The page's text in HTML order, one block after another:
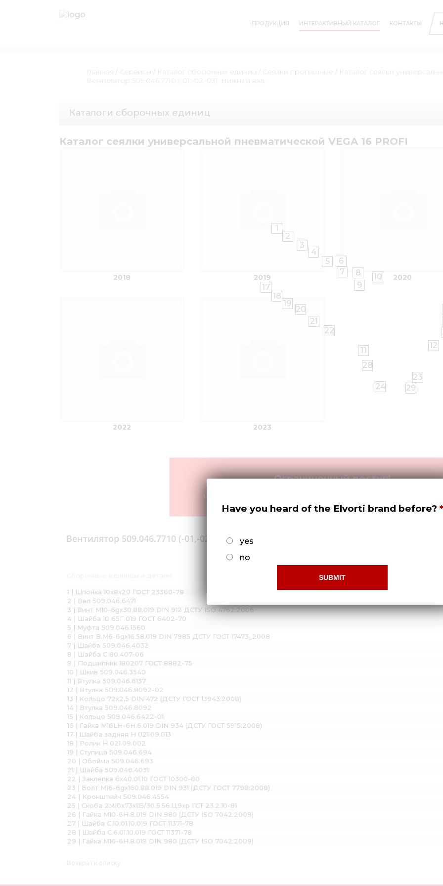
ПРОДУКЦИЯ ИНТЕРАКТИВНЫЙ КАТАЛОГ КОНТАКТЫ
Главная / Сервисы / Каталог сборочных единиц / Сеялки пропашные / Каталог сеялки
Вентилятор 509.046.7710 (-01,-02,-03). Нижний вал
Каталоги сборочных единиц
Каталог сеялки универсальной пневматической VEGA 16 PROFI
2018 2019 2020
2022 2023
Ограниченный доступ!
Что-бы получить права доступа нужно -
Вентилятор 509.046.7710 (-01,-02,-03). Нижний вал
1
2
3
4
5
6
7
8
9
10
11
12
17
18
19
20
21
22
23
24
28
29
1 | Шпонка 10х8х20 ГОСТ 23360-78
2 | Вал 509.046.6471
3 | Винт М10-6gх30.88.019 DIN 912 ДСТУ ISO 4762:2006
4 | Шайба 10 65Г 019 ГОСТ 6402-70
5 | Муфта 509.046.1560
6 | Винт В.М6-6gх16.58.019 DIN 7985 ДСТУ ГОСТ 17473_2008
7 | Шайба 509.046.4032
8 | Шайба С 80.407-06
9 | Подшипник 180207 ГОСТ 8882-75
10 | Шкив 509.046.3540
11 | Втулка 509.046.6137
12 | Втулка 509.046.8092-02
13 | Кольцо 72х2,5 DIN 472 (ДСТУ ГОСТ 13943:2008)
14 | Втулка 509.046.8092
15 | Кольцо 509.046.6422-01
16 | Гайка М16LH-6H.6.019 DIN 934 (ДСТУ ГОСТ 5915:2008)
17 | Шайба задняя Н 021.09.013
18 | Ролик Н 021.09.002
19 | Ступица 509.046.694
20 | Обойма 509.046.693
21 | Шайба 509.046.4031
22 | Заклепка 6х40.01.10 ГОСТ 10300-80
23 | Болт М16-6gх160.88.019 DIN 931 (ДСТУ ГОСТ 7798:2008)
24 | Кронштейн 509.046.4554
25 | Скоба 2М10х73х115/30.5.56.Ц9хр ГСТ 23.2.10-81
26 | Гайка М10-6H.8.019 DIN 980 (ДСТУ ISO 7042:2009)
27 | Шайба С.10.01.10.019 ГОСТ 11371-78
28 | Шайба С.6.01.10.019 ГОСТ 11371-78
29 | Гайка М16-6H.8.019 DIN 980 (ДСТУ ISO 7042:2009)
Возврат к списку
Have you heard of the Elvorti brand before?
yes
no